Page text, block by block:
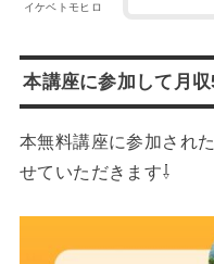
イケベトモヒロ
本講座に参加して月
本無料講座に参加され
せていただきます⇩